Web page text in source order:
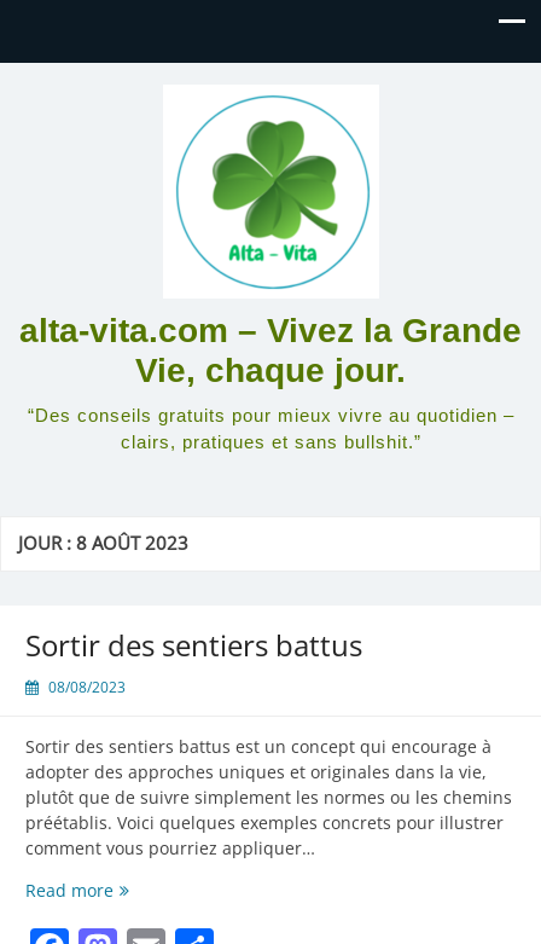
alta-vita.com – Vivez la Grande
Vie, chaque jour.
“Des conseils gratuits pour mieux vivre au quotidien –
clairs, pratiques et sans bullshit.”
JOUR :8 AOÛT 2023
Sortir des sentiers battus
08/08/2023
Sortir des sentiers battus est un concept qui encourage à
adopter des approches uniques et originales dans la vie,
plutôt que de suivre simplement les normes ou les chemins
préétablis. Voici quelques exemples concrets pour illustrer
comment vous pourriez appliquer…
Read moreSortir